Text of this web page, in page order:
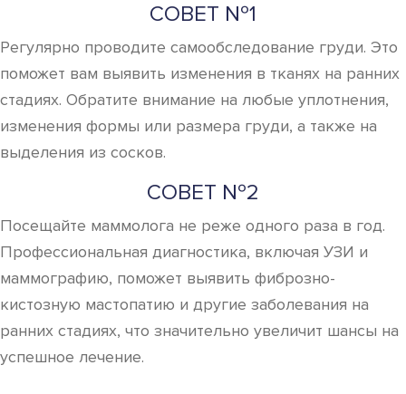
СОВЕТ №1
Регулярно проводите самообследование груди. Это
поможет вам выявить изменения в тканях на ранних
стадиях. Обратите внимание на любые уплотнения,
изменения формы или размера груди, а также на
выделения из сосков.
СОВЕТ №2
Посещайте маммолога не реже одного раза в год.
Профессиональная диагностика, включая УЗИ и
маммографию, поможет выявить фиброзно-
кистозную мастопатию и другие заболевания на
ранних стадиях, что значительно увеличит шансы на
успешное лечение.